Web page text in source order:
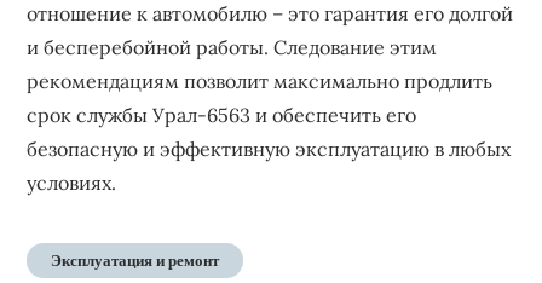
отношение к автомобилю – это гарантия его долгой
и бесперебойной работы. Следование этим
рекомендациям позволит максимально продлить
срок службы Урал-6563 и обеспечить его
безопасную и эффективную эксплуатацию в любых
условиях.
Эксплуатация и ремонт